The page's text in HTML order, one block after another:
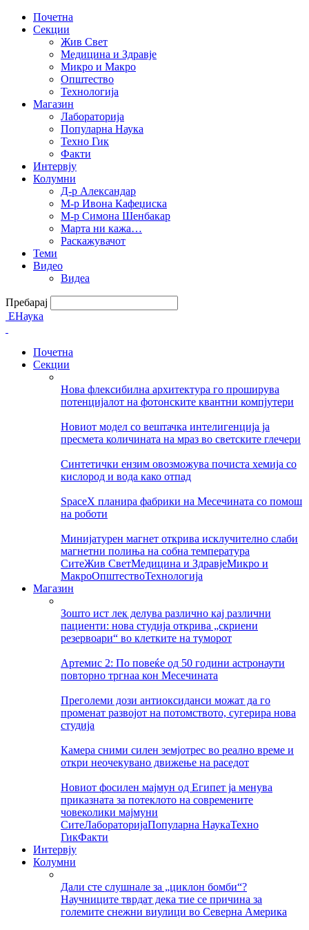
Почетна
Секции
Жив Свет
Медицина и Здравје
Микро и Макро
Општество
Технологија
Магазин
Лабораторија
Популарна Наука
Техно Гик
Факти
Интервју
Колумни
Д-р Александар
М-р Ивона Кафеџиска
М-р Симона Шенбакар
Марта ни кажа…
Раскажувачот
Теми
Видео
Видеа
Пребарај
ЕНаука
Почетна
Секции
Нова флексибилна архитектура го проширува
потенцијалот на фотонските квантни компјутери
Новиот модел со вештачка интелигенција ја
пресмета количината на мраз во светските глечери
Синтетички ензим овозможува почиста хемија со
кислород и вода како отпад
SpaceX планира фабрики на Месечината со помош
на роботи
Минијатурен магнет открива исклучително слаби
магнетни полиња на собна температура
СитеЖив СветМедицина и ЗдравјеМикро и
МакроОпштествоТехнологија
Магазин
Зошто ист лек делува различно кај различни
пациенти: нова студија открива „скриени
резервоари“ во клетките на туморот
Артемис 2: По повеќе од 50 години астронаути
повторно тргнаа кон Месечината
Преголеми дози антиоксиданси можат да го
променат развојот на потомството, сугерира нова
студија
Камера сними силен земјотрес во реално време и
откри неочекувано движење на раседот
Новиот фосилен мајмун од Египет ја менува
приказната за потеклото на современите
човеколики мајмуни
СитеЛабораторијаПопуларна НаукаТехно
ГикФакти
Интервју
Колумни
Дали сте слушнале за „циклон бомби“?
Научниците тврдат дека тие се причина за
големите снежни виулици во Северна Америка